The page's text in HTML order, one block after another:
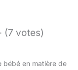
(7 votes)
bébé en matière de